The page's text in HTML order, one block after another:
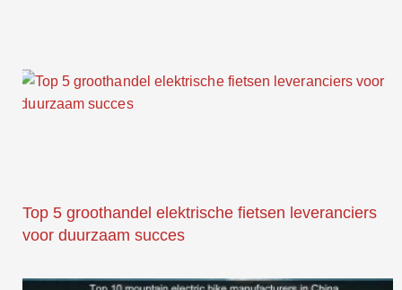
Top 5 groothandel elektrische fietsen leveranciers
voor duurzaam succes